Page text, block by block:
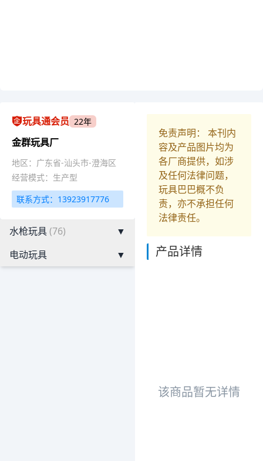
玩具通会员 22年
金群玩具厂
地区：广东省-汕头市-澄海区
经营模式：生产型
联系方式：13923917776
水枪玩具(76)
▼
电动玩具
▼
免责声明： 本刊内
容及产品图片均为
各厂商提供，如涉
及任何法律问题，
玩具巴巴概不负
责，亦不承担任何
法律责任。
产品详情
该商品暂无详情